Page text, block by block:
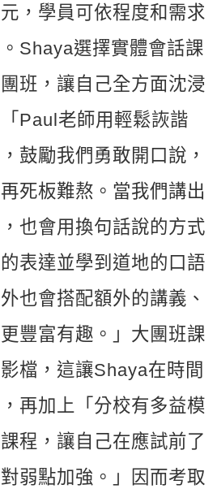
，學員可依程度和需求
Shaya選擇實體會話課
班，讓自己全方面沈浸
Paul老師用輕鬆詼諧
鼓勵我們勇敢開口說，
死板難熬。當我們講出
也會用換句話說的方式
表達並學到道地的口語
也會搭配額外的講義、
豐富有趣。」大團班課
檔，這讓Shaya在時間
再加上「分校有多益模
程，讓自己在應試前了
弱點加強。」因而考取